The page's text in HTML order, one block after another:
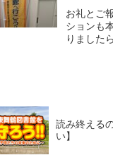
お礼とご
ションも
りました
読み終える
い】